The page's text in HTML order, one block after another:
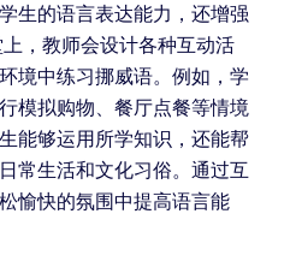
生的语言表达能力，还增强
，教师会设计各种互动活
境中练习挪威语。例如，学
模拟购物、餐厅点餐等情境
能够运用所学知识，还能帮
常生活和文化习俗。通过互
愉快的氛围中提高语言能